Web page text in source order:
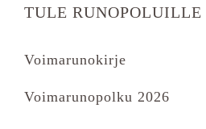
TULE RUNOPOLUILLE
Voimarunokirje
Voimarunopolku 2026